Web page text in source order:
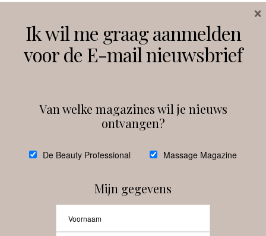
Instagram Facebook
debeautyprofessional
Ik wil me graag aanmelden
voor de E-mail nieuwsbrief
Van welke magazines wil je nieuws
ontvangen?
De Beauty Professional Massage Magazine
Mijn gegevens
×